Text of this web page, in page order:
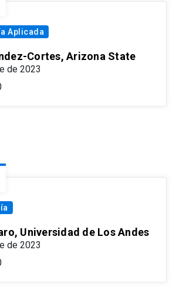
Aplicada
Cortes, Arizona State
de 2023
Universidad de Los Andes
de 2023